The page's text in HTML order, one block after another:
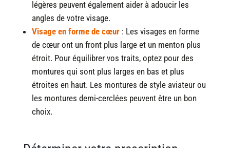
légères peuvent également aider à adoucir les
angles de votre visage.
Visage en forme de cœur: Les visages en forme
de cœur ont un front plus large et un menton plus
étroit. Pour équilibrer vos traits, optez pour des
montures qui sont plus larges en bas et plus
étroites en haut. Les montures de style aviateur ou
les montures demi-cerclées peuvent être un bon
choix.